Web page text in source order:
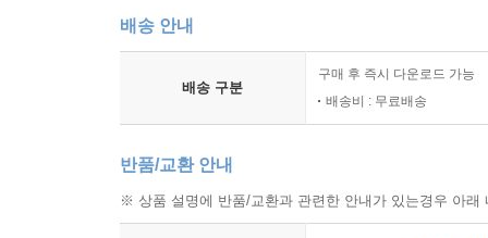
배송 안내
배송 구분
구매 후 즉시 다운로드 가능
배송비 : 무료배송
반품/교환 안내
※ 상품 설명에 반품/교환과 관련한 안내가 있는경우 아